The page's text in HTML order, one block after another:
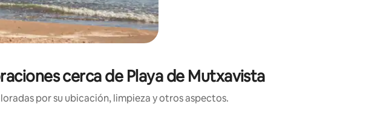
cerca de Playa de Mutxavista
por su ubicación, limpieza y otros aspectos.